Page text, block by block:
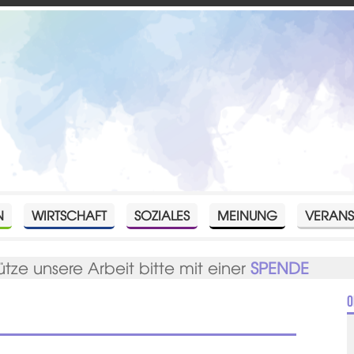
WIRTSCHAFT SOZIALES MEINUNG
unsere Arbeit bitte mit einerSPENDE